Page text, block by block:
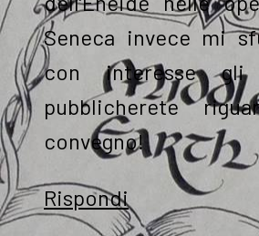
Seneca invece mi
con interesse
pubblicherete
convegno!
Rispondi